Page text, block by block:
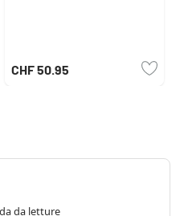
CHF 50.95
da letture